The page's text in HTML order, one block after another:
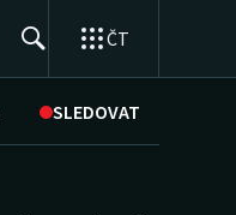
ČT
SLEDOVAT